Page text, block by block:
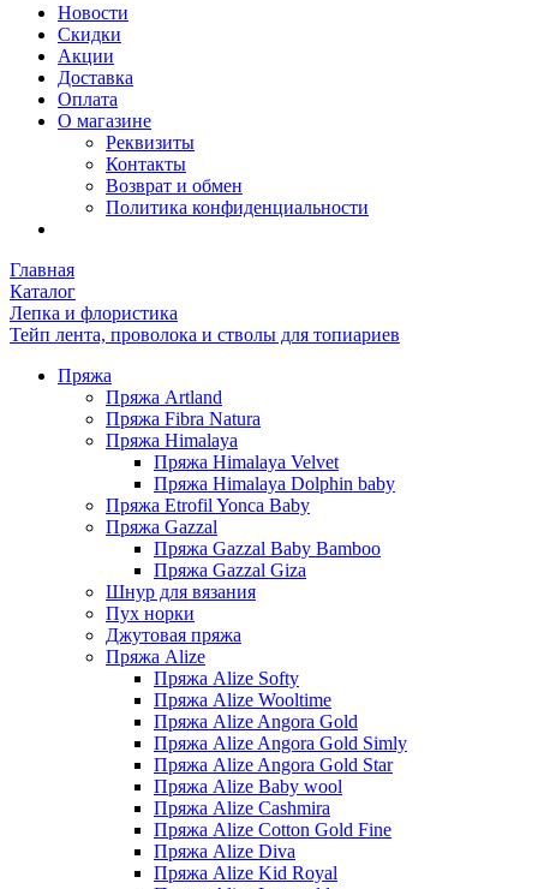
Новости
Скидки
Акции
Доставка
Оплата
О магазине
Реквизиты
Контакты
Возврат и обмен
Политика конфиденциальности
Главная
Каталог
Лепка и флористика
Тейп лента, проволока и стволы для топиариев
Пряжа
Пряжа Artland
Пряжа Fibra Natura
Пряжа Himalaya
Пряжа Himalaya Velvet
Пряжа Himalaya Dolphin baby
Пряжа Etrofil Yonca Baby
Пряжа Gazzal
Пряжа Gazzal Baby Bamboo
Пряжа Gazzal Giza
Шнур для вязания
Пух норки
Джутовая пряжа
Пряжа Alize
Пряжа Alize Softy
Пряжа Alize Wooltime
Пряжа Alize Angora Gold
Пряжа Alize Angora Gold Simly
Пряжа Alize Angora Gold Star
Пряжа Alize Baby wool
Пряжа Alize Cashmira
Пряжа Alize Cotton Gold Fine
Пряжа Alize Diva
Пряжа Alize Kid Royal